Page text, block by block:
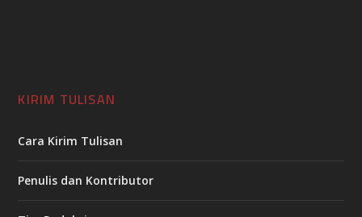
KIRIM TULISAN
Cara Kirim Tulisan
Penulis dan Kontributor